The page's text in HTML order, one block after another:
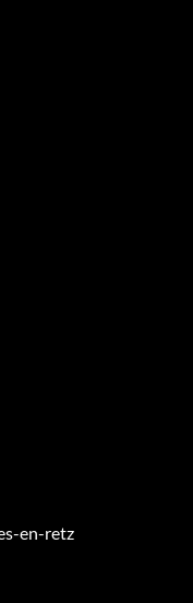
en-retz